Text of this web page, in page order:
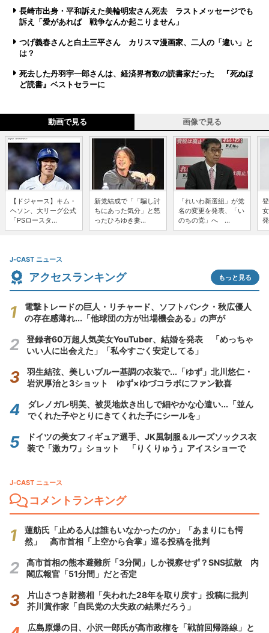
長崎市出身・平和訴えた美輪明宏さん死去 ラストメッセージでも
訴え「愛があれば 戦争なんか起こりません」
つげ義春さんと白土三平さん カリスマ漫画家、二人の「違い」と
は？
死去した丹羽宇一郎さんは、経済界有数の読書家だった 『死ぬほ
ど読書』ベストセラーに
動画で見る 画像で見る
【ドジャース】キム・
ヘソン、大リーグ公式
「PSロースタ...
新党結成で「「騙し討
ちにあった気分」と怒
ったひろゆき妻...
「れいわ新選組」が党
名の変更を発表、「い
のちの党」へ ...
J-CAST ニュース
アクセスランキング もっと見る
電撃トレードの巨人・リチャード、ソフトバンク・秋広優人
の存在感薄れ...「他球団の方が出場機会ある」の声が
登録者60万超人気美女YouTuber、結婚を発表 「めっちゃ
いい人に出会えた」「私今すごく安定してる」
羽生結弦、美しいブルー基調の衣装で...「ゆず」北川悠仁・
岩沢厚治と3ショット ゆず×ゆづコラボにファン歓喜
ダレノガレ明美、被災地炊き出しで細やかな心遣い...「並ん
でくれた子やとりにきてくれた子にシールを」
ドイツの美女フィギュア選手、JK風制服＆ルーズソックス衣
装で「激カワ」ショット 「りくりゅう」アイスショーで
J-CAST ニュース
コメントランキング
蓮舫氏「止める人は誰もいなかったのか」「あまりにも愕
然」 高市首相「上空から合掌」巡る投稿を批判
高市首相の熊本避難所「3分間」しか視察せず？SNS拡散 内
閣広報官「51分間」だと否定
片山さつき財務相「失われた28年を取り戻す」投稿に批判
芥川賞作家「自民党の大失政の結果だろう」
広島原爆の日、小沢一郎氏が高市政権を「戦前回帰路線」と